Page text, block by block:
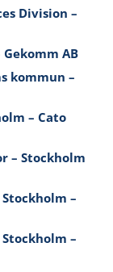
Division –
AB
kommun –
– Cato
– Stockholm
–
–